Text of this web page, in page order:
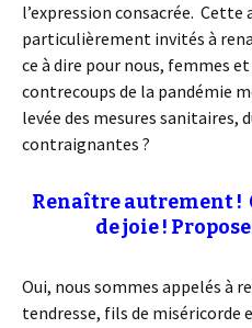
l’expression consacrée.
particulièrement invités à
ce à dire pour nous, femmes
contrecoups de la pandémie
levée des mesures sanitaires,
contraignantes ?
Renaître autrement !
de joie !
Oui, nous sommes appelés à
tendresse, fils de miséricorde